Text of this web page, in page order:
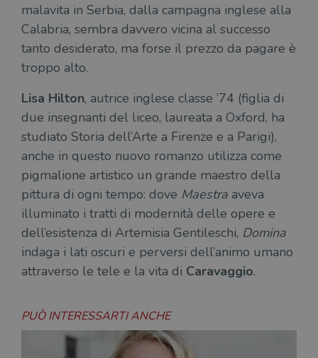
malavita in Serbia, dalla campagna inglese alla
Calabria, sembra davvero vicina al successo
tanto desiderato, ma forse il prezzo da pagare è
troppo alto.
Lisa Hilton, autrice inglese classe ’74 (figlia di
due insegnanti del liceo, laureata a Oxford, ha
studiato Storia dell’Arte a Firenze e a Parigi),
anche in questo nuovo romanzo utilizza come
pigmalione artistico un grande maestro della
pittura di ogni tempo: dove Maestra aveva
illuminato i tratti di modernità delle opere e
dell’esistenza di Artemisia Gentileschi, Domina
indaga i lati oscuri e perversi dell’animo umano
attraverso le tele e la vita di Caravaggio.
PUÒ INTERESSARTI ANCHE